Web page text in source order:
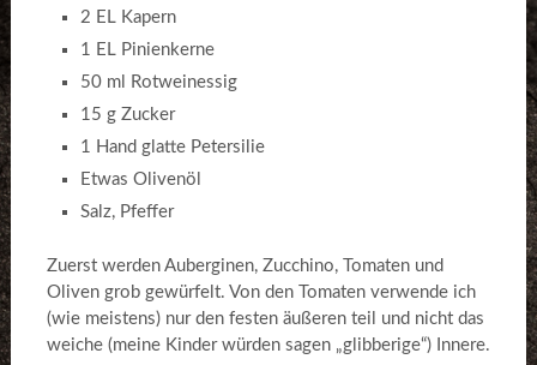
2 EL Kapern
1 EL Pinienkerne
50 ml Rotweinessig
15 g Zucker
1 Hand glatte Petersilie
Etwas Olivenöl
Salz, Pfeffer
Zuerst werden Auberginen, Zucchino, Tomaten und
Oliven grob gewürfelt. Von den Tomaten verwende ich
(wie meistens) nur den festen äußeren teil und nicht das
weiche (meine Kinder würden sagen „glibberige“) Innere.